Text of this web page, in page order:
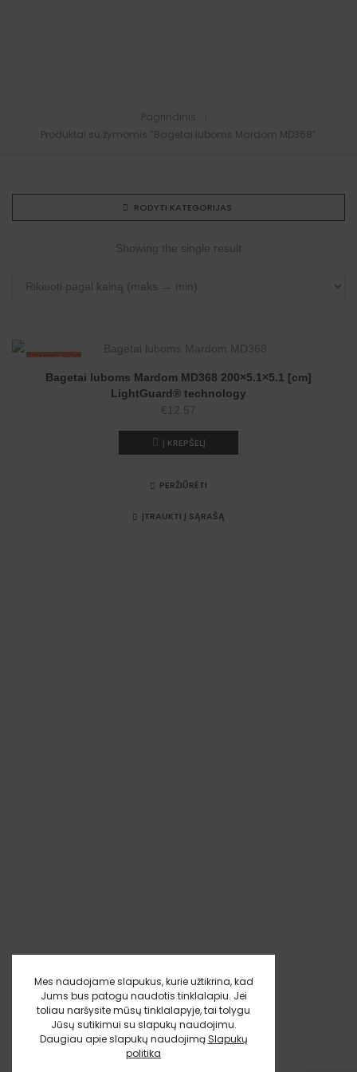
Pagrindinis
Produktai su žymomis “Bagetai luboms Mardom MD368”
RODYTI KATEGORIJAS
Showing the single result
NAUJIENA
Bagetai luboms Mardom MD368 200×5.1×5.1 [cm]
LightGuard® technology
€ 12.57
Į KREPŠELĮ
PERŽIŪRĖTI
ĮTRAUKTI Į SĄRAŠĄ
Mes naudojame slapukus, kurie užtikrina, kad
Jums bus patogu naudotis tinklalapiu. Jei
toliau naršysite mūsų tinklalapyje, tai tolygu
Jūsų sutikimui su slapukų naudojimu.
Daugiau apie slapukų naudojimąSlapukų
politika